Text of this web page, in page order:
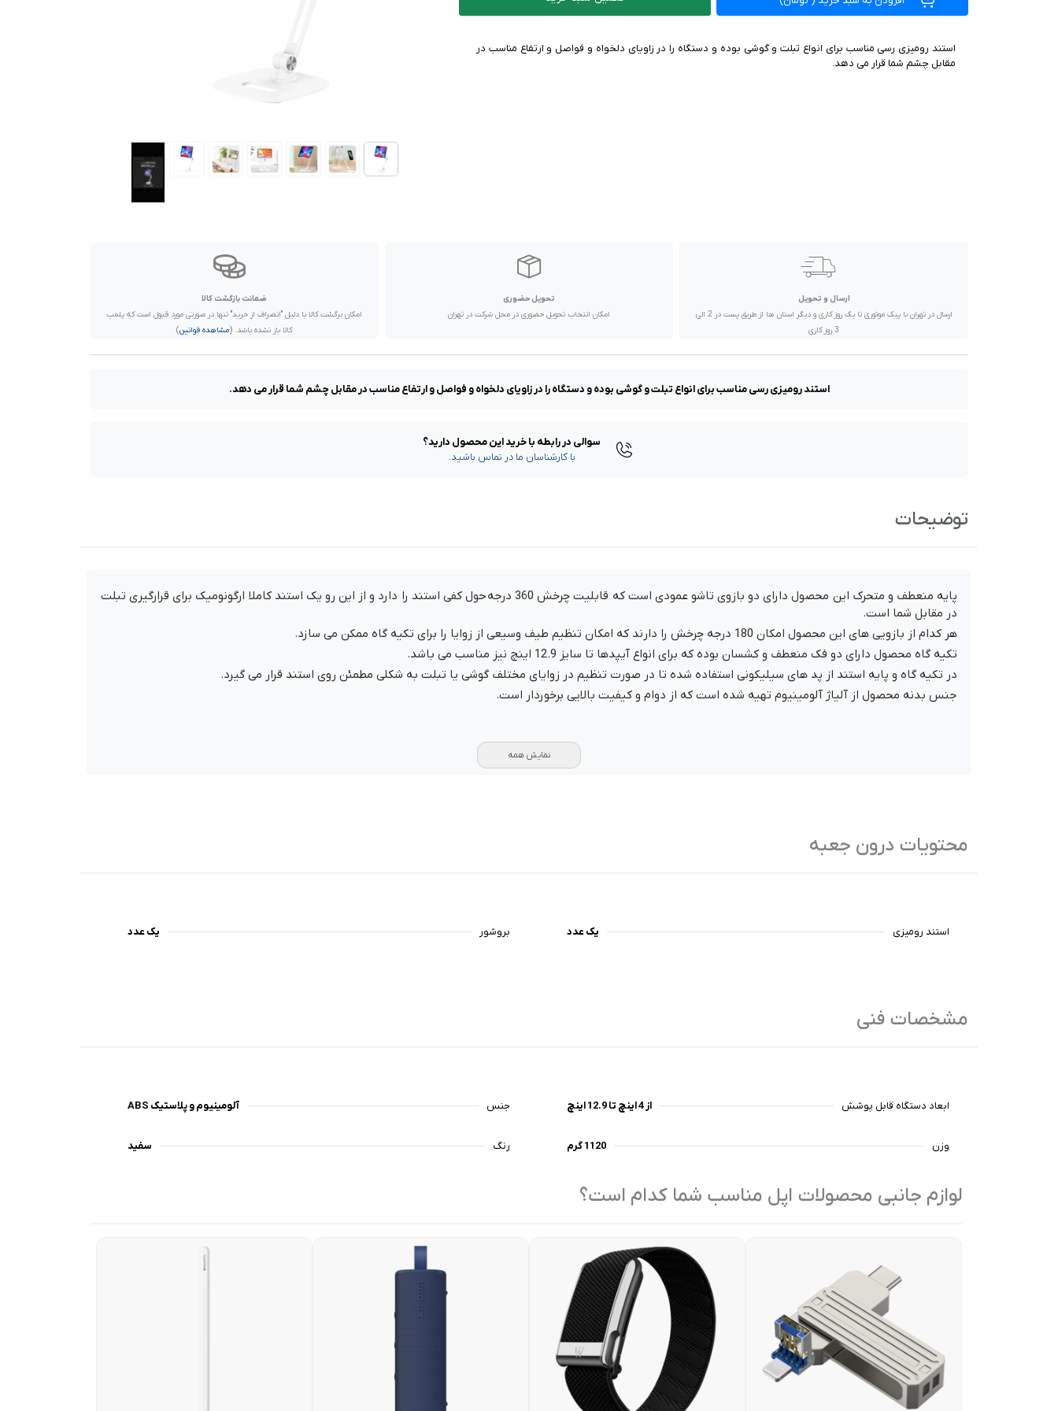
صدا و تصویر
استند رومیزی رسی مناسب برای انواع تبلت و گوشی بوده و دستگاه را در زاویای دلخواه و فواصل و ارتفاع مناسب در
مقابل چشم شما قرار می دهد.
ارسال و تحویل
ارسال در تهران با پیک موتوری تا یک روز کاری و دیگر استان ها از طریق پست در 2 الی
3 روز کاری
تحویل حضوری
امکان انتخاب تحویل حضوری در محل شرکت در تهران
ضمانت بازگشت کالا
امکان برگشت کالا با دلیل "انصراف از خرید" تنها در صورتی مورد قبول است که پلمب
کالا باز نشده باشد. (مشاهده قوانین)
استند رومیزی رسی مناسب برای انواع تبلت و گوشی بوده و دستگاه را در زاویای دلخواه و فواصل و ارتفاع مناسب در مقابل چشم شما قرار می دهد.
سوالی در رابطه با خرید این محصول دارید؟
با کارشناسان ما در تماس باشید.
توضیحات
پایه منعطف و متحرک این محصول دارای دو بازوی تاشو عمودی است که قابلیت چرخش 360 درجه حول کفی استند را دارد و از این رو یک استند کاملا ارگونومیک برای قرارگیری تبلت
در مقابل شما است.
هر کدام از بازویی های این محصول امکان 180 درجه چرخش را دارند که امکان تنظیم طیف وسیعی از زوایا را برای تکیه گاه ممکن می سازد.
تکیه گاه محصول دارای دو فک منعطف و کشسان بوده که برای انواع آیپدها تا سایز 12.9 اینچ نیز مناسب می باشد.
در تکیه گاه و پایه استند از پد های سیلیکونی استفاده شده تا در صورت تنظیم در زوایای مختلف گوشی یا تبلت به شکلی مطمئن روی استند قرار می گیرد.
جنس بدنه محصول از آلیاژ آلومینیوم تهیه شده است که از دوام و کیفیت بالایی برخوردار است.
نمایش همه
محتویات درون جعبه
استند رومیزی یک عدد بروشور یک عدد
مشخصات فنی
ابعاد دستگاه قابل پوشش از 4 اینچ تا 12.9 اینچ جنس آلومینیوم و پلاستیک ABS
وزن 1120 گرم رنگ سفید
لوازم جانبی محصولات اپل مناسب شما کدام است؟